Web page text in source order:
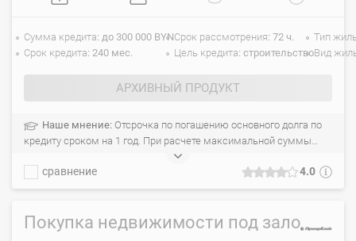
4.0
сравнение
АРХИВНЫЙ ПРОДУКТ
Сумма кредита до 300 000 BYN
Срок кредита 240 мес.
Срок рассмотрения 72 ч.
Цель кредита строительство
Тип
Вид
Наше мнение: Отсрочка по погашению основного долга по
кредиту сроком на 1 год. При расчете максимальной суммы
кредита учитывается доход обоих супругов. С момента подачи
заявки до принятия банком решения проходит 3-5 дней. Не
обязательно, чтобы вы были зарегистрированы по месту
Покупка недвижимости под залог